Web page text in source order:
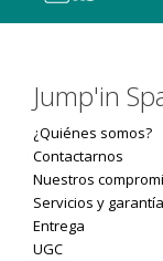
Jump'in
¿Quiénes somos?
Contactarnos
Nuestros
Servicios y
Entrega
UGC